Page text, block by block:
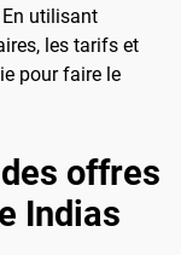
utilisant
les tarifs et
pour faire le
offres
Indias